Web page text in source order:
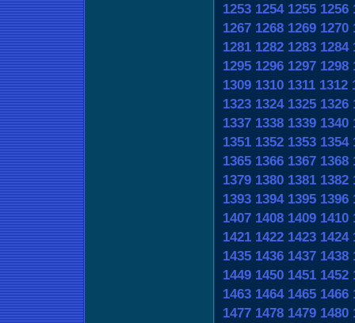
1253 1254 1255 1256
1267 1268 1269 1270
1281 1282 1283 1284
1295 1296 1297 1298
1309 1310 1311 1312
1323 1324 1325 1326
1337 1338 1339 1340
1351 1352 1353 1354
1365 1366 1367 1368
1379 1380 1381 1382
1393 1394 1395 1396
1407 1408 1409 1410
1421 1422 1423 1424
1435 1436 1437 1438
1449 1450 1451 1452
1463 1464 1465 1466
1477 1478 1479 1480